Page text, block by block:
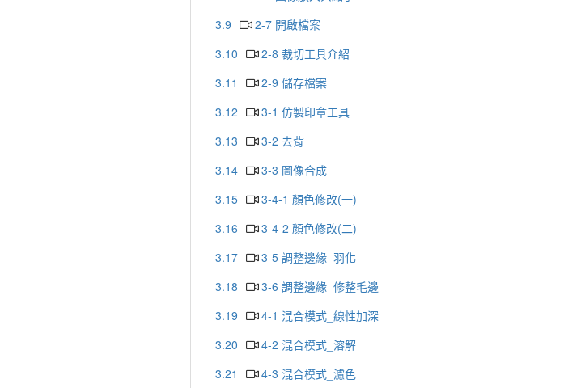
3.9
2-7 開啟檔案
3.10
2-8 裁切工具介紹
3.11
2-9 儲存檔案
3.12
3-1 仿製印章工具
3.13
3-2 去背
3.14
3-3 圖像合成
3.15
3-4-1 顏色修改(一)
3.16
3-4-2 顏色修改(二)
3.17
3-5 調整邊緣_羽化
3.18
3-6 調整邊緣_修整毛邊
3.19
4-1 混合模式_線性加深
3.20
4-2 混合模式_溶解
3.21
4-3 混合模式_濾色